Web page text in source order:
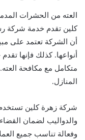
العته من الحشرات
كلين تقدم خدمة شركة
أن الشركة تعتمد على
أنواعها. كذلك فإنها
متكامل مع مكافحة العته.
المنازل.
شركة زهرة كلين
والدواليب لضمان
وفعالة تناسب جميع